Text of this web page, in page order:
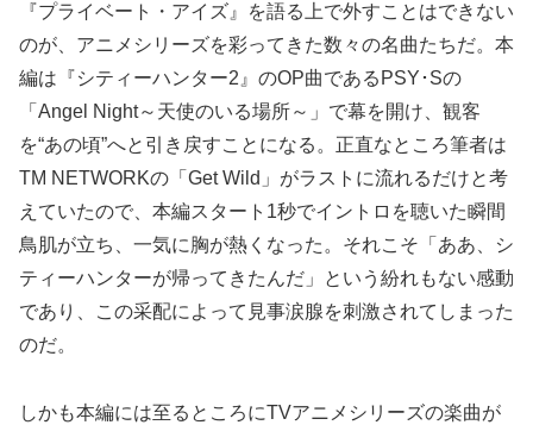
『プライベート・アイズ』を語る上で外すことはできない
のが、アニメシリーズを彩ってきた数々の名曲たちだ。本
編は『シティーハンター2』のOP曲であるPSY･Sの
「Angel Night～天使のいる場所～」で幕を開け、観客
を“あの頃”へと引き戻すことになる。正直なところ筆者は
TM NETWORKの「Get Wild」がラストに流れるだけと考
えていたので、本編スタート1秒でイントロを聴いた瞬間
鳥肌が立ち、一気に胸が熱くなった。それこそ「ああ、シ
ティーハンターが帰ってきたんだ」という紛れもない感動
であり、この采配によって見事涙腺を刺激されてしまった
のだ。
しかも本編には至るところにTVアニメシリーズの楽曲が